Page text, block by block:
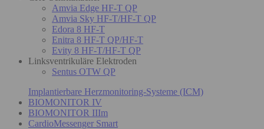
Amvia Edge HF-T QP
Amvia Sky HF-T/HF-T QP
Edora 8 HF-T
Enitra 8 HF-T QP/HF-T
Evity 8 HF-T/HF-T QP
Linksventrikuläre Elektroden
Sentus OTW QP
Implantierbare Herzmonitoring-Systeme (ICM)
BIOMONITOR IV
BIOMONITOR IIIm
CardioMessenger Smart